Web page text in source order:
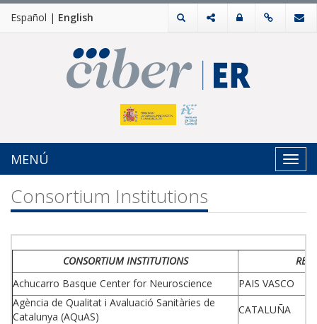
Español | English
MENÚ
Consortium Institutions
CONSORTIUM INSTITUTIONS
Achucarro Basque Center for Neuroscience
PAIS VASCO
Agència de Qualitat i Avaluació Sanitàries de
Catalunya (AQuAS)
CATALUÑA